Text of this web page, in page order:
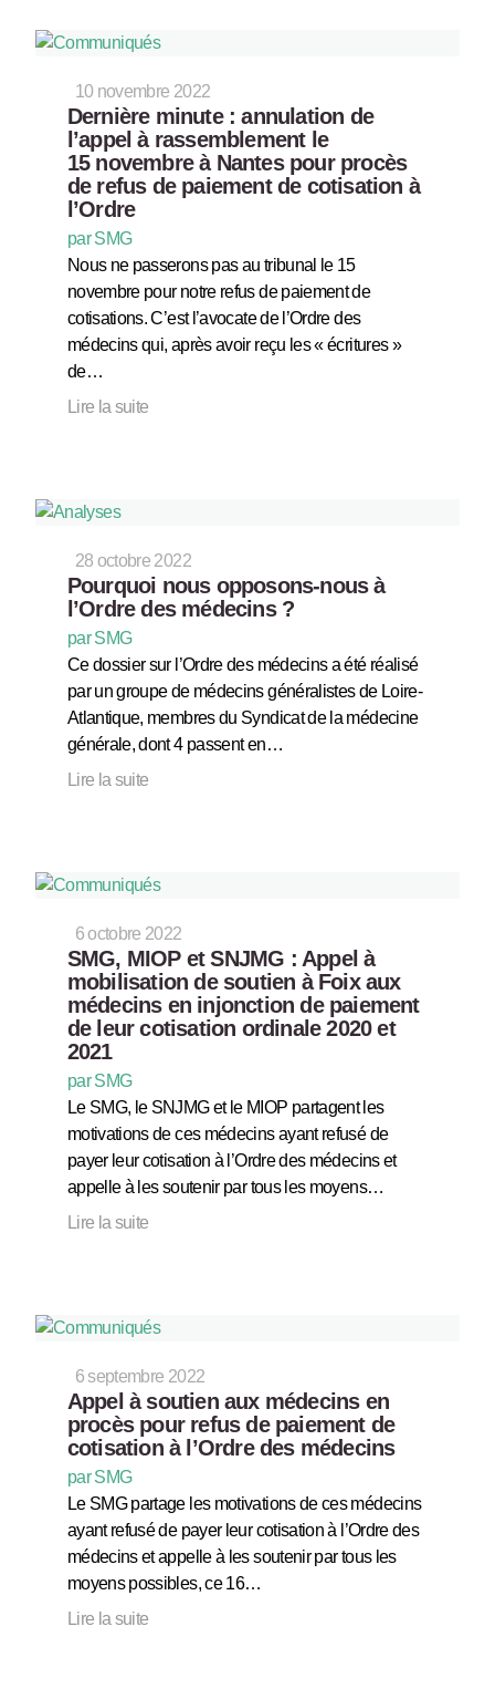
10 novembre 2022
Dernière minute : annulation de
l’appel à rassemblement le
15 novembre à Nantes pour procès
de refus de paiement de cotisation à
l’Ordre
par SMG
Nous ne passerons pas au tribunal le 15
novembre pour notre refus de paiement de
cotisations. C’est l’avocate de l’Ordre des
médecins qui, après avoir reçu les « écritures »
de…
Lire la suite
28 octobre 2022
Pourquoi nous opposons-nous à
l’Ordre des médecins ?
par SMG
Ce dossier sur l’Ordre des médecins a été réalisé
par un groupe de médecins généralistes de Loire-
Atlantique, membres du Syndicat de la médecine
générale, dont 4 passent en…
Lire la suite
6 octobre 2022
SMG, MIOP et SNJMG : Appel à
mobilisation de soutien à Foix aux
médecins en injonction de paiement
de leur cotisation ordinale 2020 et
2021
par SMG
Le SMG, le SNJMG et le MIOP partagent les
motivations de ces médecins ayant refusé de
payer leur cotisation à l’Ordre des médecins et
appelle à les soutenir par tous les moyens…
Lire la suite
6 septembre 2022
Appel à soutien aux médecins en
procès pour refus de paiement de
cotisation à l’Ordre des médecins
par SMG
Le SMG partage les motivations de ces médecins
ayant refusé de payer leur cotisation à l’Ordre des
médecins et appelle à les soutenir par tous les
moyens possibles, ce 16…
Lire la suite